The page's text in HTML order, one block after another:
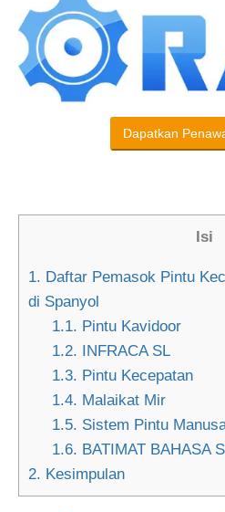
Dapatkan
Isi
1. Daftar Pemasok Pintu
di Spanyol
1.1. Pintu Kavidoor
1.2. INFRACA SL
1.3. Pintu Kecepatan
1.4. Malaikat Mir
1.5. Sistem Pintu
1.6. BATIMAT BAHASA
2. Kesimpulan